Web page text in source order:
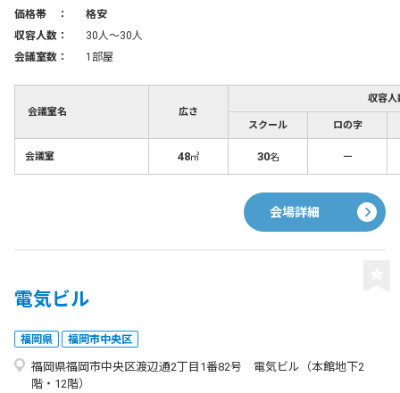
価格帯 ：
格安
収容人数：
30人〜30人
会議室数：
1部屋
会議室名 広さ
収容人
スクール ロの字
会議室 48㎡ 30名 －
会場詳細
電気ビル
福岡県 福岡市中央区
福岡県福岡市中央区渡辺通2丁目1番82号 電気ビル（本館地下2
階・12階）